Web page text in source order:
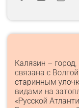
Калязин –
связана с
старинным
видами на
«Русской